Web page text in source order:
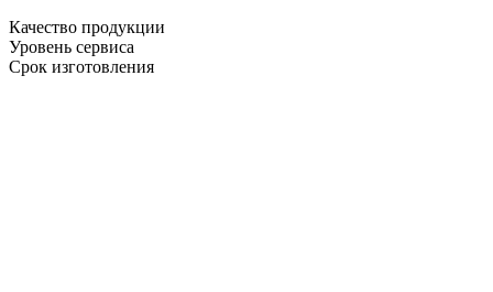
Качество продукции
Уровень сервиса
Срок изготовления